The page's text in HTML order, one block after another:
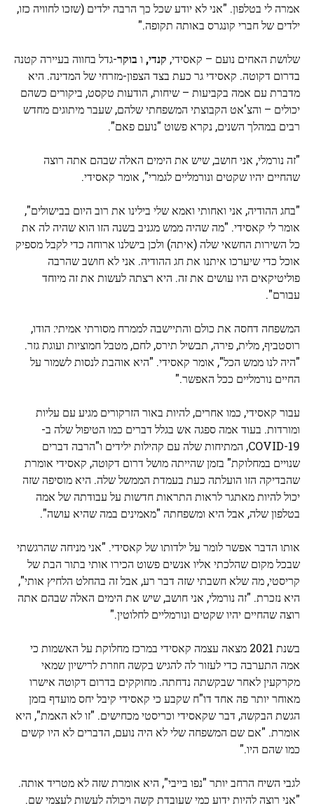
אמרה לי בטלפון. "אני לא יודע שכל כך הרבה ילדים (שזכו לחוויה כזו,
ילדים של חברי קונגרס באותה תקופה."
שלושת האחים נועם – קאסידי, קנדי, ו בוקר-גדל בחווה בעיירה קטנה
בדרום דקוטה. קאסידי גר כעת בצד הצפון-מזרחי של המדינה. היא
מדברת עם אמה בקביעות – שיחות, הודעות טקסט, ביקורים כשהם
יכולים – והצ'אט הקבוצתי המשפחתי שלהם, שעבר מיתוגים מחדש
רבים במהלך השנים, נקרא פשוט "נועם פאם".
"זה נורמלי, אני חושב, שיש את הימים האלה שבהם אתה רוצה
שהחיים יהיו שקטים ונורמליים לגמרי", אומר קאסידי.
"בחג ההודיה, אני ואחותי ואמא שלי בילינו את רוב היום בבישולים",
אומר לי קאסידי. "מה שהיה ממש מגניב בשנה הזו הוא שהיה לה את
כל השירות החשאי שלה (איתה) ולכן בישלנו ארוחה כדי לקבל מספיק
אוכל כדי שיערכו איתנו את חג ההודיה. אני לא חושב שהרבה
פוליטיקאים היו עושים את זה. היא רצתה לעשות את זה מיוחד
עבורם".
המשפחה דחסה את כולם והתיישבה לממרח מסורתי אמיתי: הודו,
רוסטביף, מלית, פירה, תבשיל תירס, לחם, מטבל חמוציות ועוגת גזר.
"היה לנו ממש הכל", אומר קאסידי. "היא אוהבת לנסות לשמור על
החיים נורמליים ככל האפשר."
עבור קאסידי, כמו אחרים, להיות באור הזרקורים מגיע עם עליות
ומורדות. בעוד אמה ספגה אש בגלל דברים כמו הטיפול שלה ב-
COVID-19, המתיחות שלה עם קהילות ילידים ו"הרבה דברים
שנויים במחלוקת" בזמן שהייתה מושל דרום דקוטה, קאסידי אומרת
שהבדיקה הזו הועלתה כעת בעמדת הממשל שלה. היא מוסיפה שזה
יכול להיות מאתגר לראות התראות חדשות על עבודתה של אמה
בטלפון שלה, אבל היא ומשפחתה "מאמינים במה שהיא עושה".
אותו הדבר אפשר לומר על ילדותו של קאסידי. "אני מניחה שהרגשתי
שבכל מקום שהלכתי אליו אנשים פשוט הכירו אותי בתור הבת של
קריסטי, מה שלא חשבתי שזה דבר רע, אבל זה בהחלט הלחיץ ​​אותי",
היא נזכרת. "זה נורמלי, אני חושב, שיש את הימים האלה שבהם אתה
רוצה שהחיים יהיו שקטים ונורמליים לחלוטין."
בשנת 2021 מצאה עצמה קאסידי במרכז מחלוקת על האשמות כי
אמה התערבה כדי לעזור לה להגיש בקשה חוזרת לרישיון שמאי
מקרקעין לאחר שבקשתה נדחתה. מחוקקים בדרום דקוטה אישרו
מאוחר יותר פה אחד דו"ח שקבע כי קאסידי קיבל יחס מועדף בזמן
הגשת הבקשה, דבר שקאסידי וכריסטי מכחישים. "זו לא האמת", היא
אומרת. "אם שם המשפחה שלי לא היה נועם, הדברים לא היו קשים
כמו שהם היו."
לגבי השיח הרחב יותר "נפו בייבי", היא אומרת שזה לא מטריד אותה.
"אני רוצה להיות ידוע כמי שעובדת קשה ויכולה לעשות לעצמי שם.